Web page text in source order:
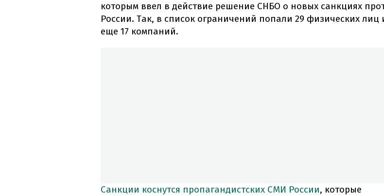
которым ввел в действие решение СНБО о новых санкциях
России. Так, в список ограничений попали 29 физических лиц
еще 17 компаний.
Санкции коснутся пропагандистских СМИ России, которые